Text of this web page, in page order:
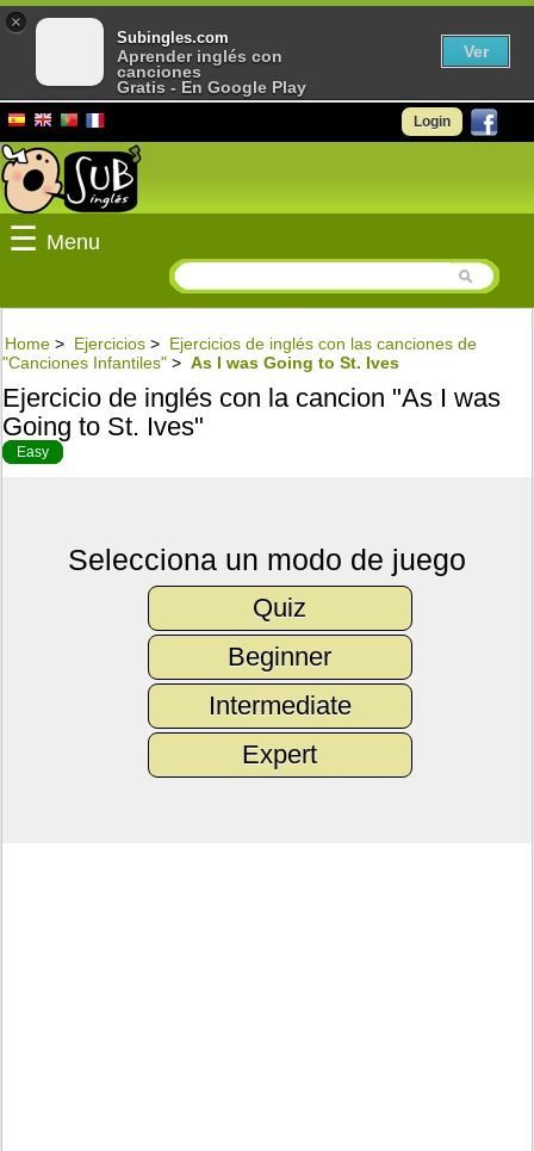
Login
☰ Menu
Home > Ejercicios > Ejercicios de inglés con las canciones de
"Canciones Infantiles" > As I was Going to St. Ives
Ejercicio de inglés con la cancion "As I was
Going to St. Ives"
Easy
Selecciona un modo de juego
Quiz
Beginner
Intermediate
Expert
×
Subingles.com
Aprender inglés con
canciones
Gratis - En Google Play
Ver